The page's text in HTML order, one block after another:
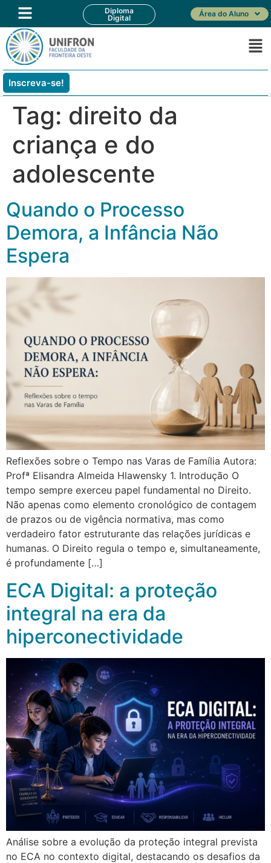
Diploma
Digital
Área do Aluno
Inscreva-se!
Tag: direito da
criança e do
adolescente
Quando o Processo
Demora, a Infância Não
Espera
Reflexões sobre o Tempo nas Varas de Família Autora:
Profª Elisandra Almeida Hlawensky 1. Introdução O
tempo sempre exerceu papel fundamental no Direito.
Não apenas como elemento cronológico de contagem
de prazos ou de vigência normativa, mas como
verdadeiro fator estruturante das relações jurídicas e
humanas. O Direito regula o tempo e, simultaneamente,
é profundamente […]
ECA Digital: a proteção
integral na era da
hiperconectividade
Análise sobre a evolução da proteção integral prevista
no ECA no contexto digital, destacando os desafios da